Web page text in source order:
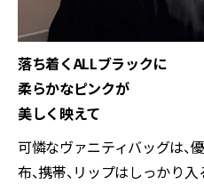
落ち着くALLブラックに
柔らかなピンクが
美しく映えて
可憐なヴァニティバッグは、
布、携帯、リップはしっかり